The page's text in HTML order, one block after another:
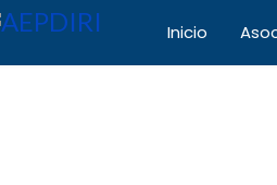
Inicio